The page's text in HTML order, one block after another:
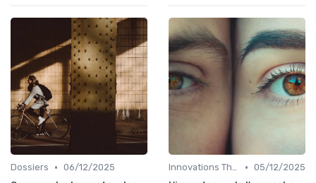
Dossiers • 06/12/2025
Innovations Thérapeutiques • 05/12/2025